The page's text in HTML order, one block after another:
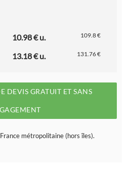
10.98 € u. 109.8 €
13.18 € u. 131.76 €
DEVIS GRATUIT ET SANS
métropolitaine (hors îles).